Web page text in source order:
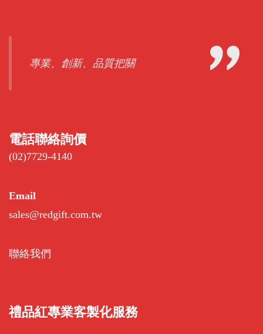
專業、創新、品質把關
電話聯絡詢價
(02)7729-4140
Email
sales@redgift.com.tw
聯絡我們
禮品紅專業客製化服務